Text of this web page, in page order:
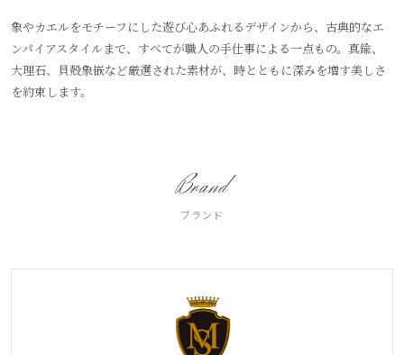
象やカエルをモチーフにした遊び心あふれるデザインから、古典的なエ
ンパイアスタイルまで、すべてが職人の手仕事による一点もの。真鍮、
大理石、貝殻象嵌など厳選された素材が、時とともに深みを増す美しさ
を約束します。
Brand
ブランド